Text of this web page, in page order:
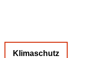
Klimaschutz